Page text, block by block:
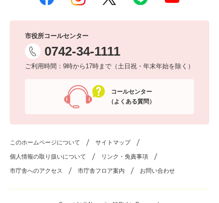
市役所コールセンター
0742-34-1111
ご利用時間：9時から17時まで（土日祝・年末年始を除く）
コールセンター
（よくある質問）
このホームページについて サイトマップ
個人情報の取り扱いについて リンク・免責事項
市庁舎へのアクセス 市庁舎フロア案内 お問い合わせ